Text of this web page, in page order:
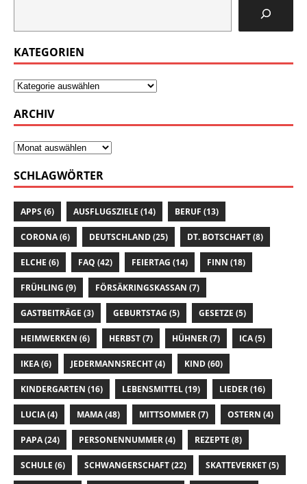
KATEGORIEN
ARCHIV
SCHLAGWÖRTER
APPS (6) AUSFLUGSZIELE (14) BERUF (13)
CORONA(6) DEUTSCHLAND(25) DT. BOTSCHAFT(8)
ELCHE (6) FAQ (42) FEIERTAG (14) FINN (18)
FRÜHLING (9) FÖRSÄKRINGSKASSAN (7)
GASTBEITRÄGE (3) GEBURTSTAG (5) GESETZE (5)
HEIMWERKEN (6) HERBST(7) HÜHNER(7) ICA(5)
IKEA(6) JEDERMANNSRECHT(4) KIND(60)
KINDERGARTEN (16) LEBENSMITTEL(19) LIEDER(16)
LUCIA(4) MAMA(48) MITTSOMMER(7) OSTERN (4)
PAPA(24) PERSONENNUMMER(4) REZEPTE (8)
SCHULE (6) SCHWANGERSCHAFT(22) SKATTEVERKET(5)